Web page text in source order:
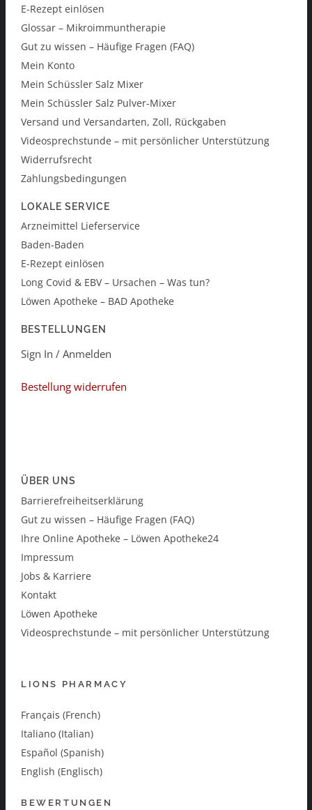
E-Rezept einlösen
Glossar – Mikroimmuntherapie
Gut zu wissen – Häufige Fragen (FAQ)
Mein Konto
Mein Schüssler Salz Mixer
Mein Schüssler Salz Pulver-Mixer
Versand und Versandarten, Zoll, Rückgaben
Videosprechstunde – mit persönlicher Unterstützung
Widerrufsrecht
Zahlungsbedingungen
LOKALE SERVICE
Arzneimittel Lieferservice
Baden-Baden
E-Rezept einlösen
Long Covid & EBV – Ursachen – Was tun?
Löwen Apotheke – BAD Apotheke
BESTELLUNGEN
Sign In / Anmelden
Bestellung widerrufen
ÜBER UNS
Barrierefreiheitserklärung
Gut zu wissen – Häufige Fragen (FAQ)
Ihre Online Apotheke – Löwen Apotheke24
Impressum
Jobs & Karriere
Kontakt
Löwen Apotheke
Videosprechstunde – mit persönlicher Unterstützung
LIONS PHARMACY
Français (French)
Italiano (Italian)
Español (Spanish)
English (Englisch)
BEWERTUNGEN